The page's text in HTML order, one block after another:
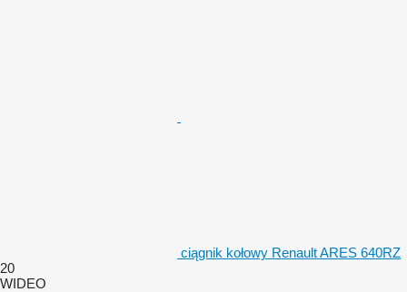
ciągnik kołowy Renault ARES 640RZ
20
WIDEO